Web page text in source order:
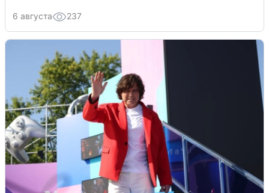
6 августа 237